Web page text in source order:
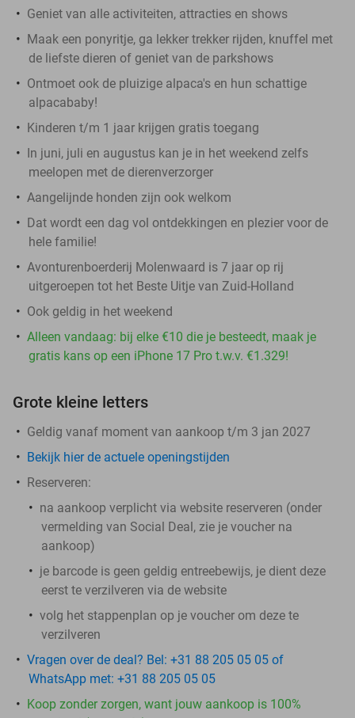
Geniet van alle activiteiten, attracties en shows
Maak een ponyritje, ga lekker trekker rijden, knuffel met
de liefste dieren of geniet van de parkshows
Ontmoet ook de pluizige alpaca's en hun schattige
alpacababy!
Kinderen t/m 1 jaar krijgen gratis toegang
In juni, juli en augustus kan je in het weekend zelfs
meelopen met de dierenverzorger
Aangelijnde honden zijn ook welkom
Dat wordt een dag vol ontdekkingen en plezier voor de
hele familie!
Avonturenboerderij Molenwaard is 7 jaar op rij
uitgeroepen tot het Beste Uitje van Zuid-Holland
Ook geldig in het weekend
Alleen vandaag: bij elke €10 die je besteedt, maak je
gratis kans op een iPhone 17 Pro t.w.v. €1.329!
Grote kleine letters
Geldig vanaf moment van aankoop t/m 3 jan 2027
Bekijk hier de actuele openingstijden
Reserveren:
na aankoop verplicht via website reserveren (onder
vermelding van Social Deal, zie je voucher na
aankoop)
je barcode is geen geldig entreebewijs, je dient deze
eerst te verzilveren via de website
volg het stappenplan op je voucher om deze te
verzilveren
Vragen over de deal? Bel: +31 88 205 05 05 of
WhatsApp met: +31 88 205 05 05
Koop zonder zorgen, want jouw aankoop is 100%